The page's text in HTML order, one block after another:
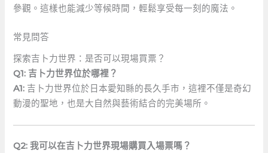
參觀。這樣也能減少等候時間，輕鬆享受每一刻的魔法。
常見問答
探索吉卜力世界：是否可以現場買票？
Q1:‍ 吉卜力世界位於哪裡？
A1: 吉卜力世界位於日本愛知縣的長久手市，這裡不僅是奇幻
動漫的聖地，也是大自然與藝術結合的完美場所。
Q2: 我可以在吉卜力世界現場購買入場票嗎？